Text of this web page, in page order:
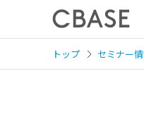
トップ セミナー